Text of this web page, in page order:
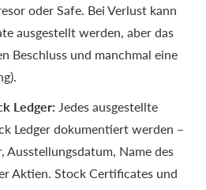
oder Safe. Bei Verlust kann
ausgestellt werden, aber das
Beschluss und manchmal eine
Ledger: Jedes ausgestellte
Ledger dokumentiert werden –
Name des
Aktien. Stock Certificates und